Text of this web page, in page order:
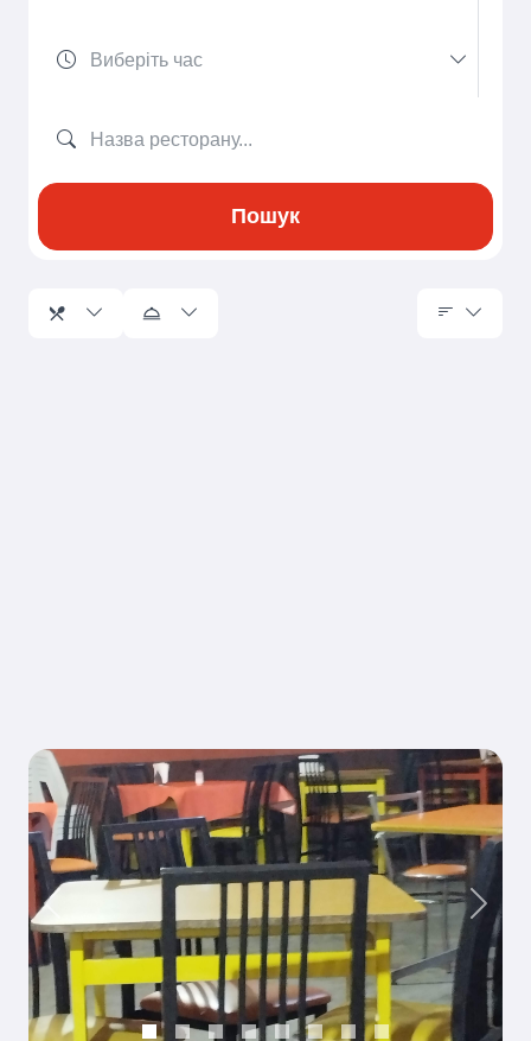
Пошук
Next